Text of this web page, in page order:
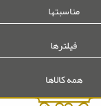
مناسبتها
فیلترها
همه کالاها